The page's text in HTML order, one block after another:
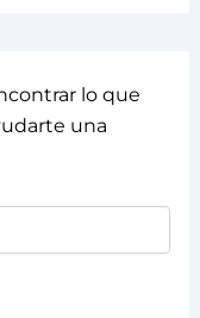
lo que
una